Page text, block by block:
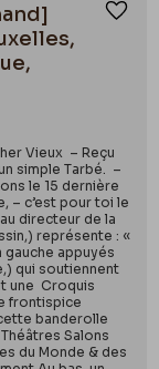
Vieux – Reçu
simple Tarbé. –
le 15 dernière
– c’est pour toi le
directeur de la
représente : «
gauche appuyés
qui soutiennent
une Croquis
frontispice
banderolle
Salons
du Monde & des